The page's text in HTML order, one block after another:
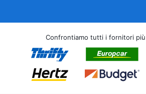
Confrontiamo tutti i fornitori